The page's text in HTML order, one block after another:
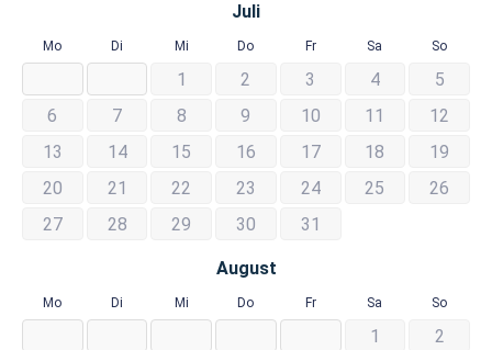
Juli
Mo Di Mi Do Fr Sa So
1 2 3 4
5
6
7 8 9 10 11
12
13
14 15 16 17 18
19
20
21 22 23 24 25
26
27
28 29 30 31
August
Mo Di Mi Do Fr Sa So
1
2